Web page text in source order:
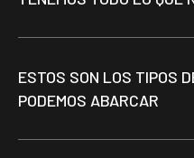
ESTOS SON LOS TIPOS
PODEMOS ABARCAR